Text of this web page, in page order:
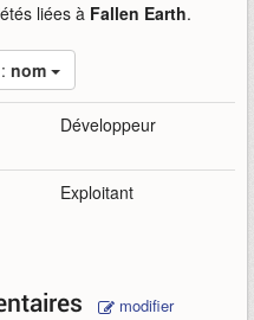
liées à Fallen Earth.
nom
Développeur
Exploitant
modifier